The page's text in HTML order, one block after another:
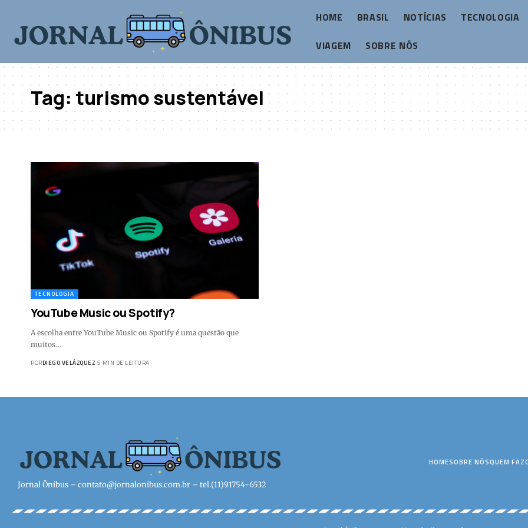
HOME BRASIL NOTÍCIAS
TECNOLOGIA
VIAGEM
SOBRE NÓS
Tag:turismo sustentável
TECNOLOGIA
YouTube Music ou Spotify?
A escolha entre YouTube Music ou Spotify é uma questão que
muitos…
PORDIEGO VELÁZQUEZ 5 MIN DE LEITURA
Jornal Ônibus – contato@jornalonibus.com.br – tel.(11)91754-6532
HOMESOBRE NÓSQUEM FAZ